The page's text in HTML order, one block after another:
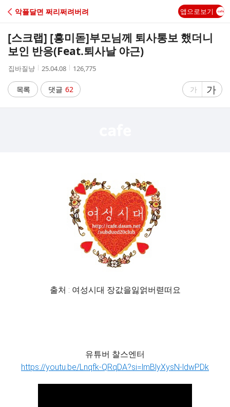
C
A
악플달면 쩌리쩌려버려 앱으로보기
[스크랩] [흥미돋]부모님께 퇴사통보 했더니
보인 반응(Feat.퇴사날 야근)
작
자
집바질냥
작
시
간
25.04.08
조
수
126,775
목록 댓글 62
글
가
글
자
가
출처 : 여성시대 장값을잃얽버렫떠요
유튜버 찰스엔터
https://youtu.be/Lnqfk-QRqDA?si=lmBlyXysN-ldwPDk